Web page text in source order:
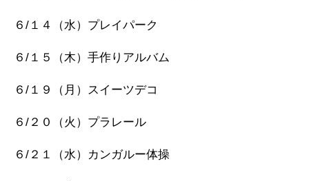
６/１４（水）プレイパーク
６/１５（木）手作りアルバム
６/１９（月）スイーツデコ
６/２０（火）プラレール
６/２１（水）カンガルー体操